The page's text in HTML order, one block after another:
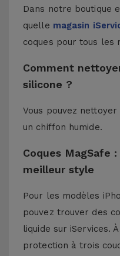
Dans notre boutique
quelle magasin
coques pour tous les
Comment
silicone ?
Vous pouvez
un chiffon humide.
Coques MagSafe
meilleur style
Pour les modèles
pouvez trouver des
liquide sur iServices.
protection à trois